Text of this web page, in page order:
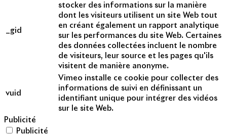
_gid
stocker des informations sur la manière
dont les visiteurs utilisent un site Web tout
en créant également un rapport analytique
sur les performances du site Web. Certaines
des données collectées incluent le nombre
de visiteurs, leur source et les pages qu'ils
visitent de manière anonyme.
vuid
Vimeo installe ce cookie pour collecter des
informations de suivi en définissant un
identifiant unique pour intégrer des vidéos
sur le site Web.
Publicité
Publicité